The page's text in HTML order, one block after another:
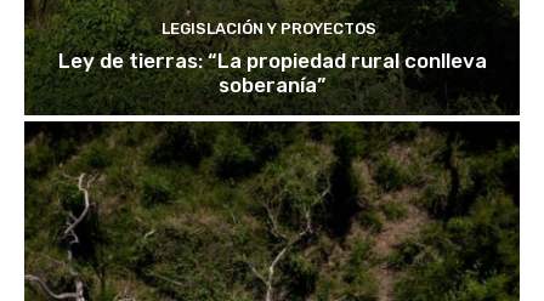
LEGISLACIÓN Y PROYECTOS
Ley de tierras: “La propiedad rural conlleva
soberanía”